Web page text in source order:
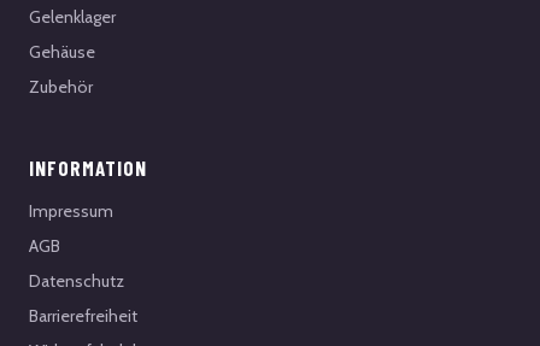
Gelenklager
Gehäuse
Zubehör
INFORMATION
Impressum
AGB
Datenschutz
Barrierefreiheit